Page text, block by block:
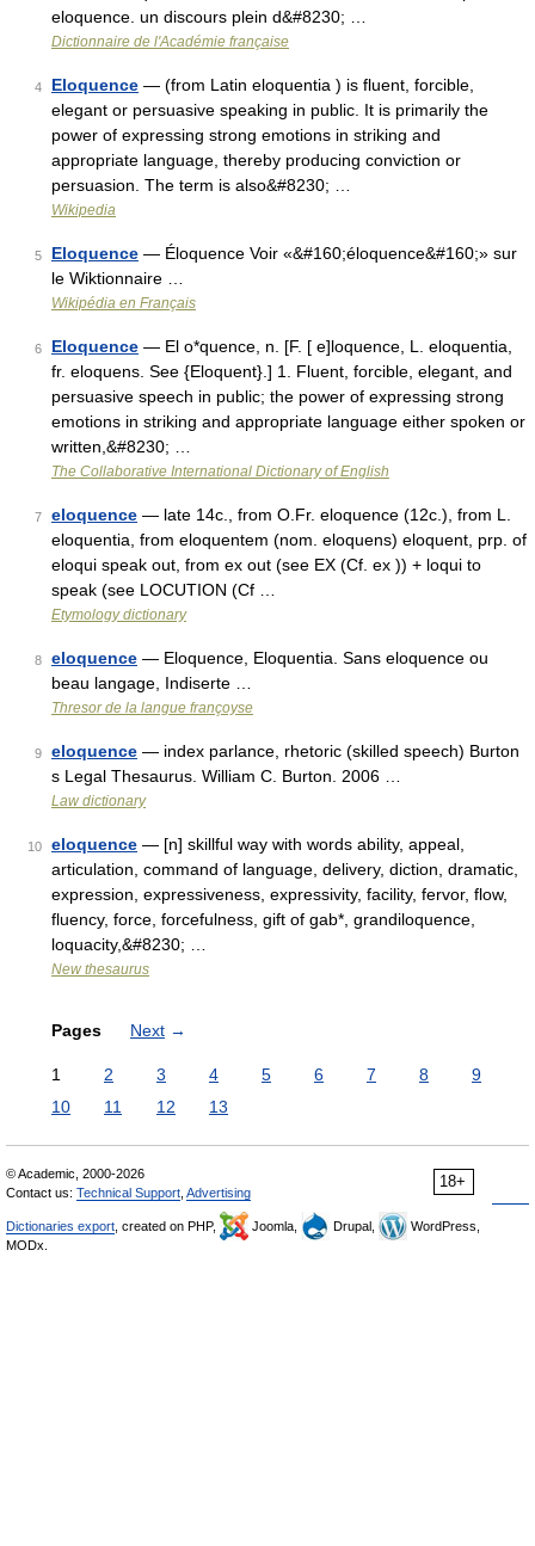
eloquence. un discours plein d&#8230; …
Dictionnaire de l'Académie française
4 Eloquence — (from Latin eloquentia ) is fluent, forcible,
elegant or persuasive speaking in public. It is primarily the
power of expressing strong emotions in striking and
appropriate language, thereby producing conviction or
persuasion. The term is also&#8230; …
Wikipedia
5 Eloquence — Éloquence Voir «&#160;éloquence&#160;» sur
le Wiktionnaire …
Wikipédia en Français
6 Eloquence — El o*quence, n. [F. [ e]loquence, L. eloquentia,
fr. eloquens. See {Eloquent}.] 1. Fluent, forcible, elegant, and
persuasive speech in public; the power of expressing strong
emotions in striking and appropriate language either spoken or
written,&#8230; …
The Collaborative International Dictionary of English
7 eloquence — late 14c., from O.Fr. eloquence (12c.), from L.
eloquentia, from eloquentem (nom. eloquens) eloquent, prp. of
eloqui speak out, from ex out (see EX (Cf. ex )) + loqui to
speak (see LOCUTION (Cf …
Etymology dictionary
8 eloquence — Eloquence, Eloquentia. Sans eloquence ou
beau langage, Indiserte …
Thresor de la langue françoyse
9 eloquence — index parlance, rhetoric (skilled speech) Burton
s Legal Thesaurus. William C. Burton. 2006 …
Law dictionary
10 eloquence — [n] skillful way with words ability, appeal,
articulation, command of language, delivery, diction, dramatic,
expression, expressiveness, expressivity, facility, fervor, flow,
fluency, force, forcefulness, gift of gab*, grandiloquence,
loquacity,&#8230; …
New thesaurus
Pages Next →
1 2 3 4 5 6 7 8
9
10
11 12 13
18+
© Academic, 2000-2026
Contact us: Technical Support Advertising
Dictionaries export , created on PHP, Joomla, Drupal,
WordPress,
MODx.